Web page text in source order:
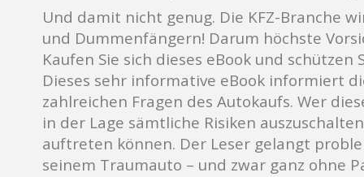
Und damit nicht genug. Die KFZ-Branche
und Dummenfängern! Darum höchste
Kaufen Sie sich dieses eBook und schützen
Dieses sehr informative eBook informiert
zahlreichen Fragen des Autokaufs. Wer
in der Lage sämtliche Risiken
auftreten können. Der Leser gelangt
seinem Traumauto – und zwar ganz ohne